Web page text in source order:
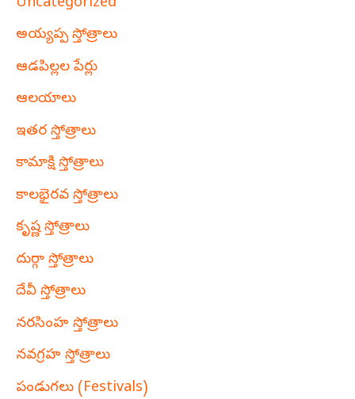
అయ్యప్ప స్తోత్రాలు
ఆడపిల్లల పేర్లు
ఆలయాలు
ఇతర స్తోత్రాలు
కామాక్షి స్తోత్రాలు
కాలభైరవ స్తోత్రాలు
కృష్ణ స్తోత్రాలు
దుర్గా స్తోత్రాలు
దేవీ స్తోత్రాలు
నరసింహ స్తోత్రాలు
నవగ్రహ స్తోత్రాలు
పండుగలు (Festivals)